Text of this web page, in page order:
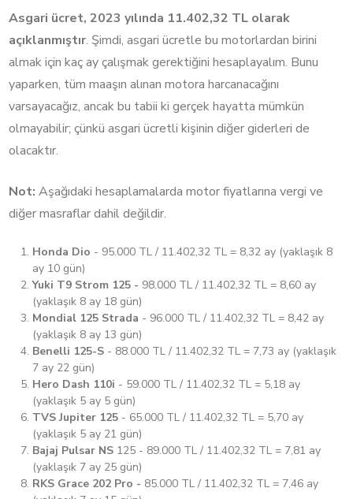
Asgari ücret, 2023 yılında 11.402,32 TL olarak
açıklanmıştır. Şimdi, asgari ücretle bu motorlardan birini
almak için kaç ay çalışmak gerektiğini hesaplayalım. Bunu
yaparken, tüm maaşın alınan motora harcanacağını
varsayacağız, ancak bu tabii ki gerçek hayatta mümkün
olmayabilir; çünkü asgari ücretli kişinin diğer giderleri de
olacaktır.
Not: Aşağıdaki hesaplamalarda motor fiyatlarına vergi ve
diğer masraflar dahil değildir.
Honda Dio - 95.000 TL / 11.402,32 TL = 8,32 ay (yaklaşık 8
ay 10 gün)
Yuki T9 Strom 125 - 98.000 TL / 11.402,32 TL = 8,60 ay
(yaklaşık 8 ay 18 gün)
Mondial 125 Strada - 96.000 TL / 11.402,32 TL = 8,42 ay
(yaklaşık 8 ay 13 gün)
Benelli 125-S - 88.000 TL / 11.402,32 TL = 7,73 ay (yaklaşık
7 ay 22 gün)
Hero Dash 110i - 59.000 TL / 11.402,32 TL = 5,18 ay
(yaklaşık 5 ay 5 gün)
TVS Jupiter 125 - 65.000 TL / 11.402,32 TL = 5,70 ay
(yaklaşık 5 ay 21 gün)
Bajaj Pulsar NS 125 - 89.000 TL / 11.402,32 TL = 7,81 ay
(yaklaşık 7 ay 25 gün)
RKS Grace 202 Pro - 85.000 TL / 11.402,32 TL = 7,46 ay